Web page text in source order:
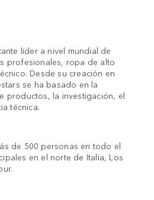
líder a nivel mundial de
profesionales, ropa de alto
Desde su creación en
se ha basado en la
productos, la investigación, el
técnica.
de 500 personas en todo el
en el norte de Italia, Los